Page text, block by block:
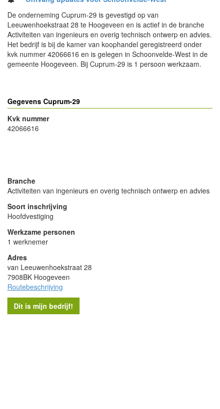
De onderneming Cuprum-29 is gevestigd op van
Leeuwenhoekstraat 28 te Hoogeveen en is actief in de branche
Activiteiten van ingenieurs en overig technisch ontwerp en advies.
Het bedrijf is bij de kamer van koophandel geregistreerd onder
kvk nummer 42066616 en is gelegen in Schoonvelde-West in de
gemeente Hoogeveen. Bij Cuprum-29 is 1 persoon werkzaam.
Gegevens Cuprum-29
Kvk nummer
42066616
Branche
Activiteiten van ingenieurs en overig technisch ontwerp en advies
Soort inschrijving
Hoofdvestiging
Werkzame personen
1 werknemer
Adres
van Leeuwenhoekstraat 28
7908BK Hoogeveen
Routebeschrijving